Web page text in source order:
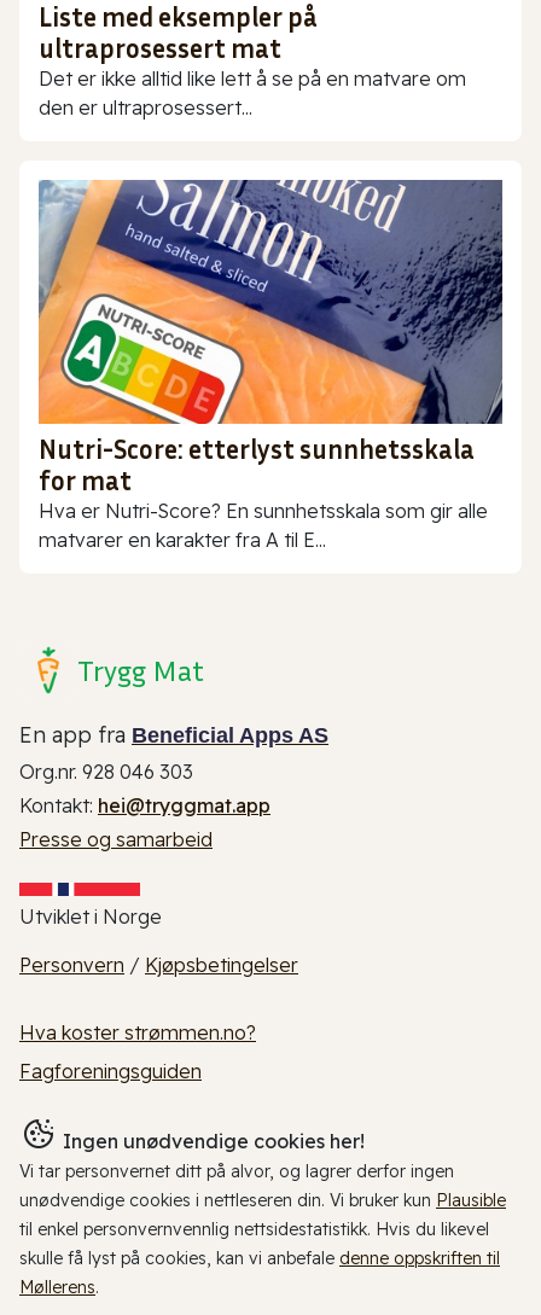
Liste med eksempler på
ultraprosessert mat
Det er ikke alltid like lett å se på en matvare om
den er ultraprosessert...
Nutri-Score: etterlyst sunnhetsskala
for mat
Hva er Nutri-Score? En sunnhetsskala som gir alle
matvarer en karakter fra A til E...
Trygg Mat
En app fra Beneficial Apps AS
Org.nr. 928 046 303
Kontakt: hei@tryggmat.app
Presse og samarbeid
Utviklet i Norge
Personvern / Kjøpsbetingelser
Hva koster strømmen.no?
Fagforeningsguiden
Ingen unødvendige cookies her!
Vi tar personvernet ditt på alvor, og lagrer derfor ingen
unødvendige cookies i nettleseren din. Vi bruker kun Plausible
til enkel personvernvennlig nettsidestatistikk. Hvis du likevel
skulle få lyst på cookies, kan vi anbefale denne oppskriften til
Møllerens.